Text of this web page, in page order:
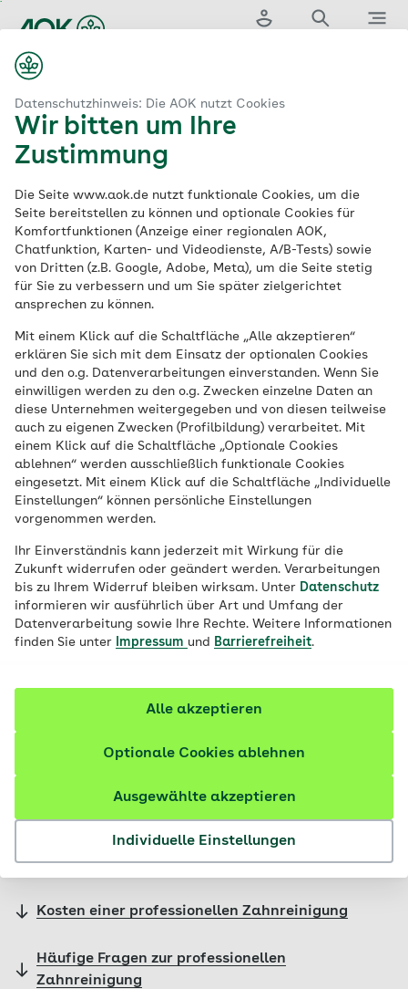
Datenschutzhinweis: Die AOK nutzt Cookies
Wir bitten um Ihre
Zustimmung
Die Seite www.aok.de nutzt funktionale Cookies, um die
Seite bereitstellen zu können und optionale Cookies für
Komfortfunktionen (Anzeige einer regionalen AOK,
Chatfunktion, Karten- und Videodienste, A/B-Tests) sowie
von Dritten (z.B. Google, Adobe, Meta), um die Seite stetig
für Sie zu verbessern und um Sie später zielgerichtet
ansprechen zu können.
Mit einem Klick auf die Schaltfläche „Alle akzeptieren“
erklären Sie sich mit dem Einsatz der optionalen Cookies
und den o.g. Datenverarbeitungen einverstanden. Wenn Sie
einwilligen werden zu den o.g. Zwecken einzelne Daten an
diese Unternehmen weitergegeben und von diesen teilweise
auch zu eigenen Zwecken (Profilbildung) verarbeitet. Mit
einem Klick auf die Schaltfläche „Optionale Cookies
ablehnen“ werden ausschließlich funktionale Cookies
eingesetzt. Mit einem Klick auf die Schaltfläche „Individuelle
Einstellungen“ können persönliche Einstellungen
vorgenommen werden.
Ihr Einverständnis kann jederzeit mit Wirkung für die
Zukunft widerrufen oder geändert werden. Verarbeitungen
bis zu Ihrem Widerruf bleiben wirksam. Unter Datenschutz
informieren wir ausführlich über Art und Umfang der
Datenverarbeitung sowie Ihre Rechte. Weitere Informationen
finden Sie unter
Impressum und Barrierefreiheit.
Individuelle Einstellungen
Ausgewählte akzeptieren
Optionale Cookies ablehnen
Alle akzeptieren
Hauptinhalt
springen
Professionelle
Zahnreinigung(PZR)
Eine Leistung bei allen AOKs
Die professionelle Zahnreinigung (PZR)
kann zur Gesundheit von Zähnen und
Zahnfleisch beitragen und wird von der
AOK unterstützt.
Inhalte im Überblick
Das ist eine professionelle Zahnreinigung
Ablauf einer PZR
Kosten einer professionellen Zahnreinigung
Häufige Fragen zur professionellen
Zahnreinigung